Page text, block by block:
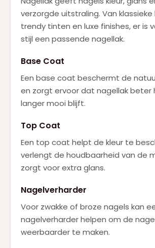
verzorgde uitstraling. Van
trendy tinten en luxe finishes, er is
stijl een passende nagellak.
Base Coat
Een base coat beschermt de
en zorgt ervoor dat nagellak beter
langer mooi blijft.
Top Coat
Een top coat helpt de kleur te
verlengt de houdbaarheid van de
zorgt voor extra glans.
Nagelverharder
Voor zwakke of broze nagels kan
nagelverharder helpen om de
weerbaarder te maken.